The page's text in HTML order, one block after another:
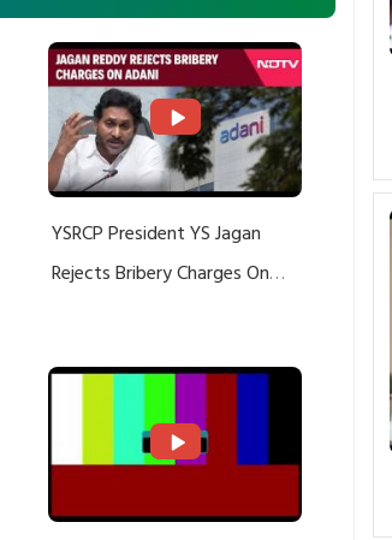
YSRCP President YS Jagan
Rejects Bribery Charges On